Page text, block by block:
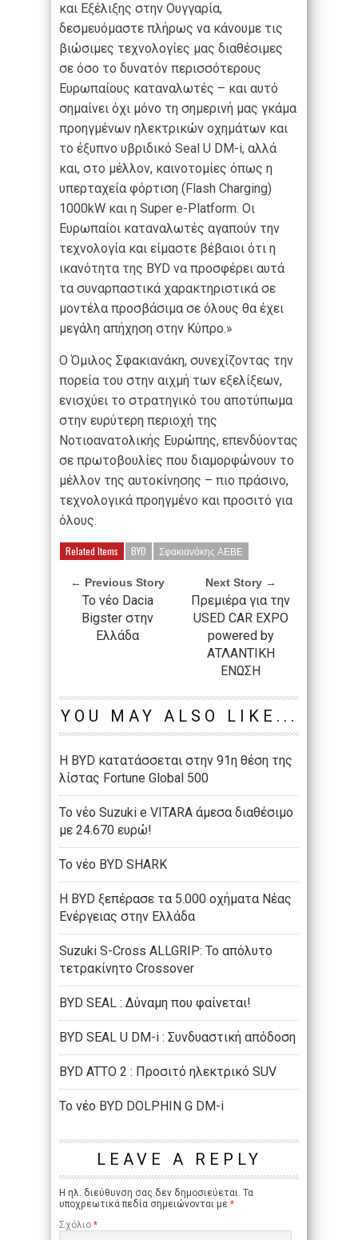
και Εξέλιξης στην Ουγγαρία,
δεσμευόμαστε πλήρως να κάνουμε τις
βιώσιμες τεχνολογίες μας διαθέσιμες
σε όσο το δυνατόν περισσότερους
Ευρωπαίους καταναλωτές – και αυτό
σημαίνει όχι μόνο τη σημερινή μας γκάμα
προηγμένων ηλεκτρικών οχημάτων και
το έξυπνο υβριδικό Seal U DM-i, αλλά
και, στο μέλλον, καινοτομίες όπως η
υπερταχεία φόρτιση (Flash Charging)
1000kW και η Super e-Platform. Οι
Ευρωπαίοι καταναλωτές αγαπούν την
τεχνολογία και είμαστε βέβαιοι ότι η
ικανότητα της BYD να προσφέρει αυτά
τα συναρπαστικά χαρακτηριστικά σε
μοντέλα προσβάσιμα σε όλους θα έχει
μεγάλη απήχηση στην Κύπρο.»
Ο Όμιλος Σφακιανάκη, συνεχίζοντας την
πορεία του στην αιχμή των εξελίξεων,
ενισχύει το στρατηγικό του αποτύπωμα
στην ευρύτερη περιοχή της
Νοτιοανατολικής Ευρώπης, επενδύοντας
σε πρωτοβουλίες που διαμορφώνουν το
μέλλον της αυτοκίνησης – πιο πράσινο,
τεχνολογικά προηγμένο και προσιτό για
όλους.
Related Items BYD Σφακιανάκης ΑΕΒΕ
← Previous Story
Το νέο Dacia
Bigster στην
Ελλάδα
Next Story →
Πρεμιέρα για την
USED CAR EXPO
powered by
ΑΤΛΑΝΤΙΚΗ
ΕΝΩΣΗ
YOU MAY ALSO LIKE...
Η BYD κατατάσσεται στην 91η θέση της
λίστας Fortune Global 500
Το νέο Suzuki e VITARA άμεσα διαθέσιμο
με 24.670 ευρώ!
Το νέο BYD SHARK
Η BYD ξεπέρασε τα 5.000 οχήματα Νέας
Ενέργειας στην Ελλάδα
Suzuki S-Cross ALLGRIP: Το απόλυτο
τετρακίνητο Crossover
BYD SEAL : Δύναμη που φαίνεται!
BYD SEAL U DM-i : Συνδυαστική απόδοση
BYD ATTO 2 : Προσιτό ηλεκτρικό SUV
Το νέο BYD DOLPHIN G DM-i
LEAVE A REPLY
Η ηλ. διεύθυνση σας δεν δημοσιεύεται. Τα
υποχρεωτικά πεδία σημειώνονται με *
Σχόλιο *